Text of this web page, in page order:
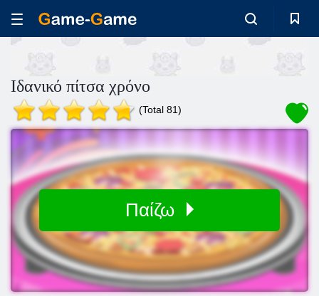
Ιδανικό πίτσα χρόνο
(Total 81)
Παίζω